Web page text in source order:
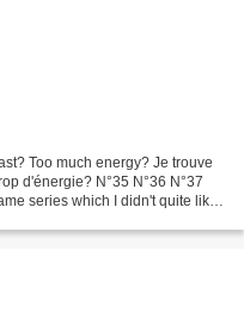
Too much energy? Je trouve
d'énergie? N°35 N°36 N°37
series which I didn't quite like